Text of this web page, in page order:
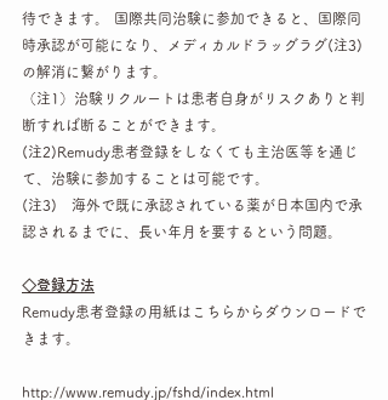
待できます。 国際共同治験に参加できると、国際同
時承認が可能になり、メディカルドラッグラグ(注3)
の解消に繋がります。
（注1）治験リクルートは患者自身がリスクありと判
断すれば断ることができます。
(注2)Remudy患者登録をしなくても主治医等を通じ
て、治験に参加することは可能です。
(注3)　海外で既に承認されている薬が日本国内で承
認されるまでに、長い年月を要するという問題。
◇登録方法
Remudy患者登録の用紙はこちらからダウンロードで
きます。
http://www.remudy.jp/fshd/index.html